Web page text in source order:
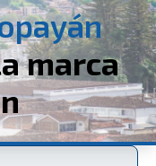
marca